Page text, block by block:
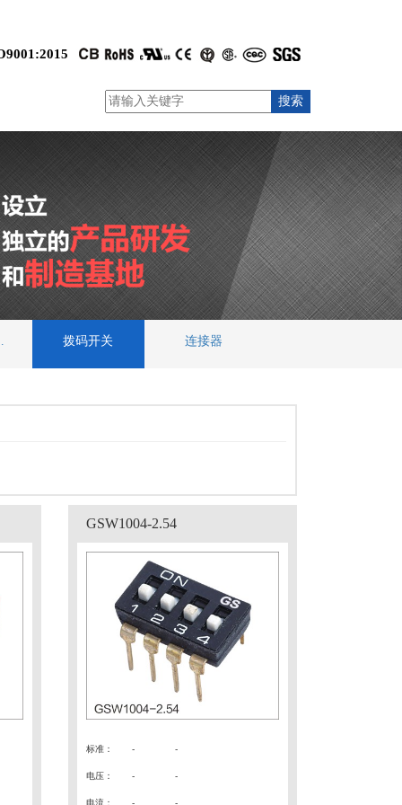
子 拨码开关 连接器
GSW1004-2.54
标准 ： - -
电压 ： - -
电流 ： - -